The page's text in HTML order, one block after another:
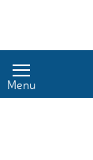
Menu